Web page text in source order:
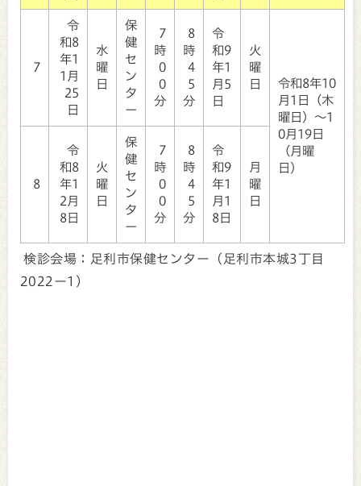
7
令
和8
年1
1月
25
日
水
曜
日
保
健
セ
ン
タ
ー
7
時
0
0
分
8
時
4
5
分
令
和9
年1
月5
日
火
曜
日
令和8年10
月1日（木
曜日）～1
0月19日
（月曜
日）
8
令
和8
年1
2月
8日
火
曜
日
保
健
セ
ン
タ
ー
7
時
0
0
分
8
時
4
5
分
令
和9
年1
月1
8日
月
曜
日
検診会場：足利市保健センター（足利市本城3丁目
2022ー1）